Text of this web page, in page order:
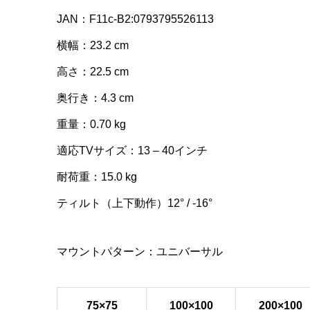
JAN：F11c-B2:0793795526113
横幅：23.2 cm
高さ：22.5 cm
奥行き：4.3 cm
重量：0.70 kg
適応TVサイズ：13 – 40インチ
耐荷重：15.0 kg
ティルト（上下動作）12° / -16°
マウントパターン：ユニバーサル
75×75 100×100 200×100